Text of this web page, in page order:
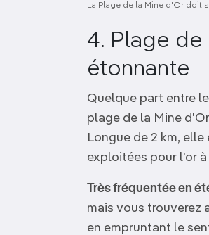
La Plage de la Mine d'Or doit
4. Plage de
étonnante
Quelque part entre
plage de la Mine
Longue de 2 km,
exploitées pour l'or
Très fréquentée en
mais vous trouverez
en empruntant le